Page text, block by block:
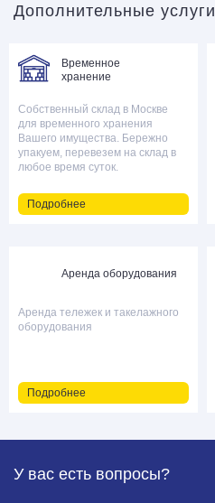
Дополнительные услуги
Временное
хранение
Собственный склад в Москве
для временного хранения
Вашего имущества. Бережно
упакуем, перевезем на склад в
любое время суток.
Подробнее
Аренда оборудования
Аренда тележек и такелажного
оборудования
Подробнее
У вас есть вопросы?